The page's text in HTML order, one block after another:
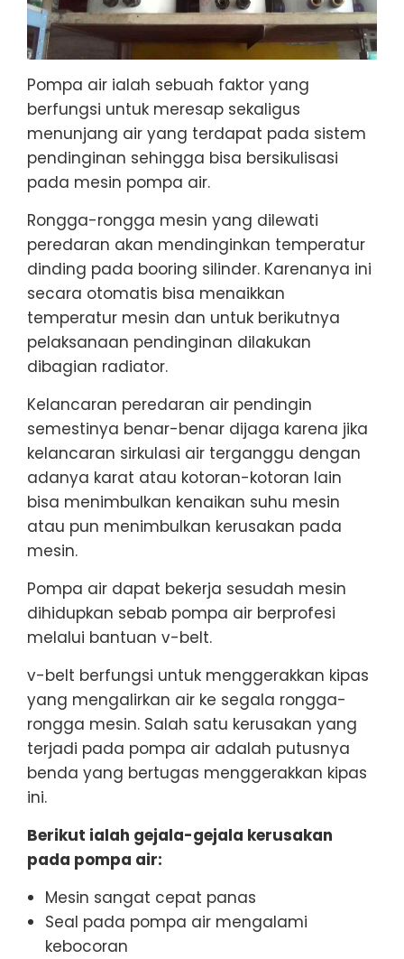
Pompa air ialah sebuah faktor yang
berfungsi untuk meresap sekaligus
menunjang air yang terdapat pada sistem
pendinginan sehingga bisa bersikulisasi
pada mesin pompa air.
Rongga-rongga mesin yang dilewati
peredaran akan mendinginkan temperatur
dinding pada booring silinder. Karenanya ini
secara otomatis bisa menaikkan
temperatur mesin dan untuk berikutnya
pelaksanaan pendinginan dilakukan
dibagian radiator.
Kelancaran peredaran air pendingin
semestinya benar-benar dijaga karena jika
kelancaran sirkulasi air terganggu dengan
adanya karat atau kotoran-kotoran lain
bisa menimbulkan kenaikan suhu mesin
atau pun menimbulkan kerusakan pada
mesin.
Pompa air dapat bekerja sesudah mesin
dihidupkan sebab pompa air berprofesi
melalui bantuan v-belt.
v-belt berfungsi untuk menggerakkan kipas
yang mengalirkan air ke segala rongga-
rongga mesin. Salah satu kerusakan yang
terjadi pada pompa air adalah putusnya
benda yang bertugas menggerakkan kipas
ini.
Berikut ialah gejala-gejala kerusakan
pada pompa air:
Mesin sangat cepat panas
Seal pada pompa air mengalami
kebocoran